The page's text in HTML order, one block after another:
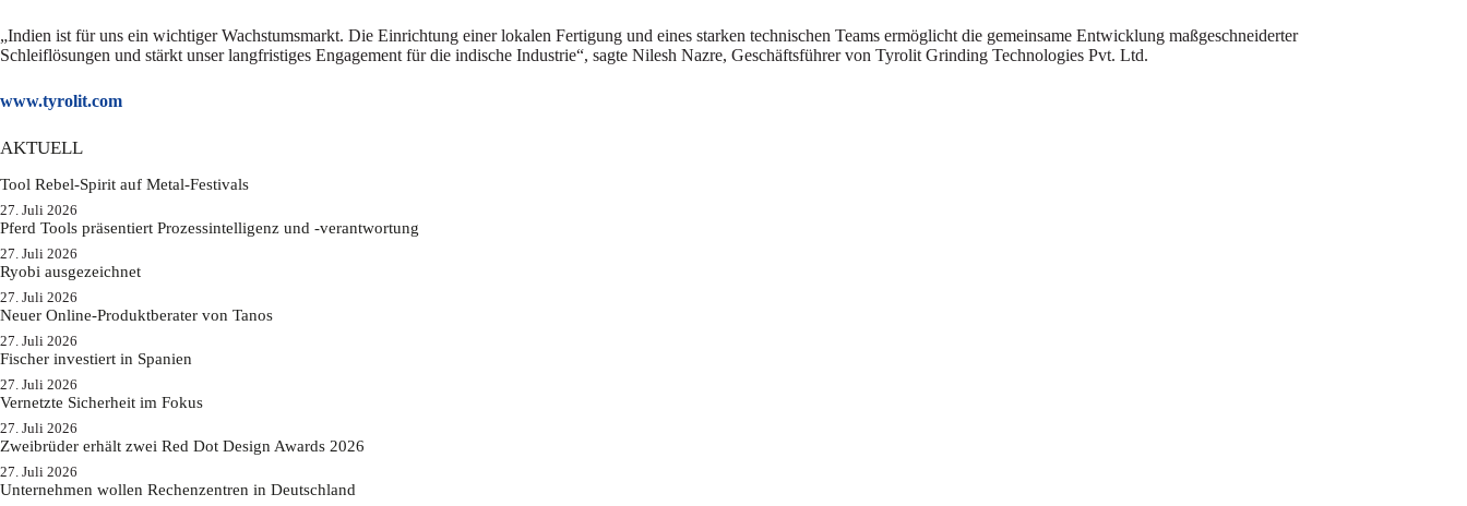
„Indien ist für uns ein wichtiger Wachstumsmarkt. Die Einrichtung einer lokalen Fertigung und eines starken technischen Teams ermöglicht die gemeinsame Entwicklung maßgeschneiderter
Schleiflösungen und stärkt unser langfristiges Engagement für die indische Industrie“, sagte Nilesh Nazre, Geschäftsführer von Tyrolit Grinding Technologies Pvt. Ltd.
www.tyrolit.com
AKTUELL
Tool Rebel-Spirit auf Metal-Festivals
27. Juli 2026
Pferd Tools präsentiert Prozessintelligenz und -verantwortung
27. Juli 2026
Ryobi ausgezeichnet
27. Juli 2026
Neuer Online-Produktberater von Tanos
27. Juli 2026
Fischer investiert in Spanien
27. Juli 2026
Vernetzte Sicherheit im Fokus
27. Juli 2026
Zweibrüder erhält zwei Red Dot Design Awards 2026
27. Juli 2026
Unternehmen wollen Rechenzentren in Deutschland